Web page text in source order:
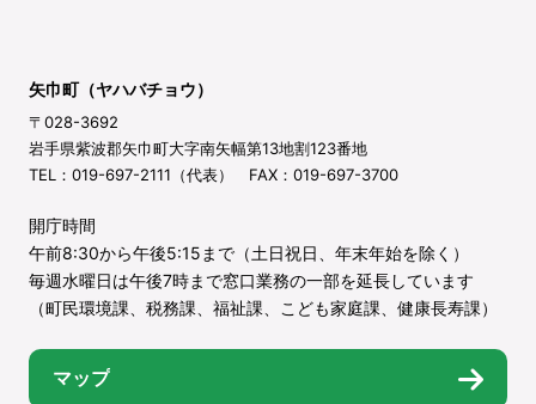
矢巾町（ヤハバチョウ）
〒028-3692
岩手県紫波郡矢巾町大字南矢幅第13地割123番地
TEL：019-697-2111（代表） FAX：019-697-3700
開庁時間
午前8:30から午後5:15まで（土日祝日、年末年始を除く）
毎週水曜日は午後7時まで窓口業務の一部を延長しています
（町民環境課、税務課、福祉課、こども家庭課、健康長寿課）
マップ